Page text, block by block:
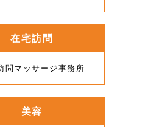
在宅訪問
問マッサージ事務所
美容